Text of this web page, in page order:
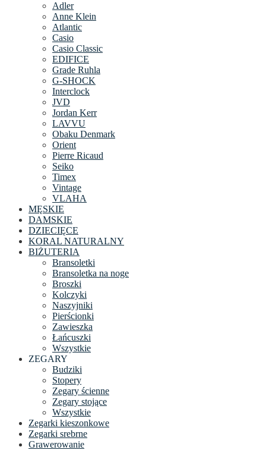
Adler
Anne Klein
Atlantic
Casio
Casio Classic
EDIFICE
Grade Ruhla
G-SHOCK
Interclock
JVD
Jordan Kerr
LAVVU
Obaku Denmark
Orient
Pierre Ricaud
Seiko
Timex
Vintage
VLAHA
MĘSKIE
DAMSKIE
DZIECIĘCE
KORAL NATURALNY
BIŻUTERIA
Bransoletki
Bransoletka na noge
Broszki
Kolczyki
Naszyjniki
Pierścionki
Zawieszka
Łańcuszki
Wszystkie
ZEGARY
Budziki
Stopery
Zegary ścienne
Zegary stojące
Wszystkie
Zegarki kieszonkowe
Zegarki srebrne
Grawerowanie